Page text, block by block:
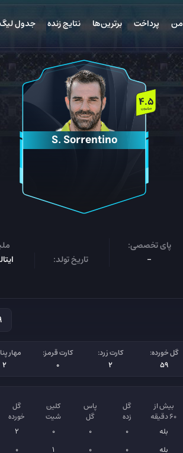
پرداخت برترین‌ها نتایج زنده جدول
S. Sorrentino
4.5
میلیون
پای تخصصی:
-
تاریخ تولد:
گل خورده:
59
کارت زرد:
2
کارت قرمز:
0
مهار
2
بیش از
۶۰ دقیقه
گل
زده
پاس
گل
کلین
شیت
گل
خورده
بله 0
0
0
2
بله 0
0
1
0